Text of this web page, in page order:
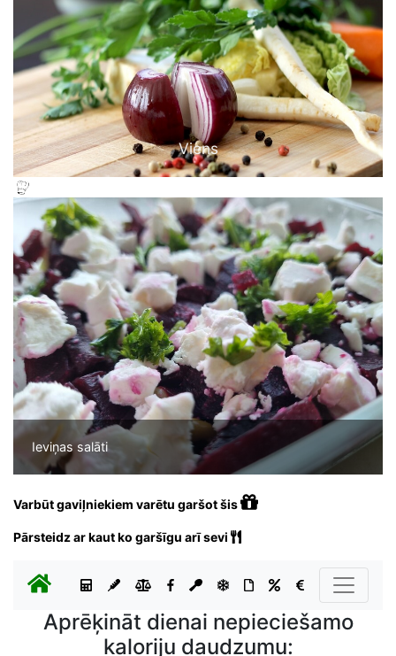
Viens
Ieviņas salāti
Varbūt gaviļniekiem varētu garšot šis
Pārsteidz ar kaut ko garšīgu arī sevi
Aprēķināt dienai nepieciešamo
kaloriju daudzumu: